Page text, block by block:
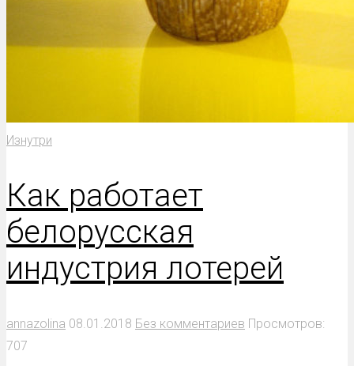
Изнутри
Как работает
белорусская
индустрия лотерей
annazolina 08.01.2018 Без комментариев Просмотров:
707